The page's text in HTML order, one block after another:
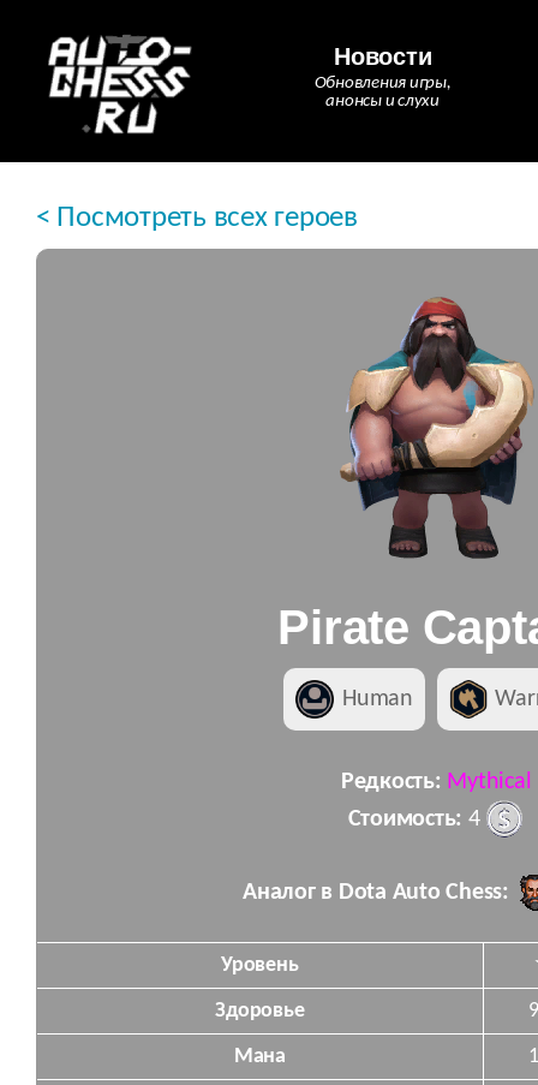
Новости
Обновления игры,
анонсы и слухи
< Посмотреть всех героев
Pirate
Human
Редкость: Mythical
Стоимость: 4
Аналог в Dota Auto Chess:
Уровень
Здоровье
Мана